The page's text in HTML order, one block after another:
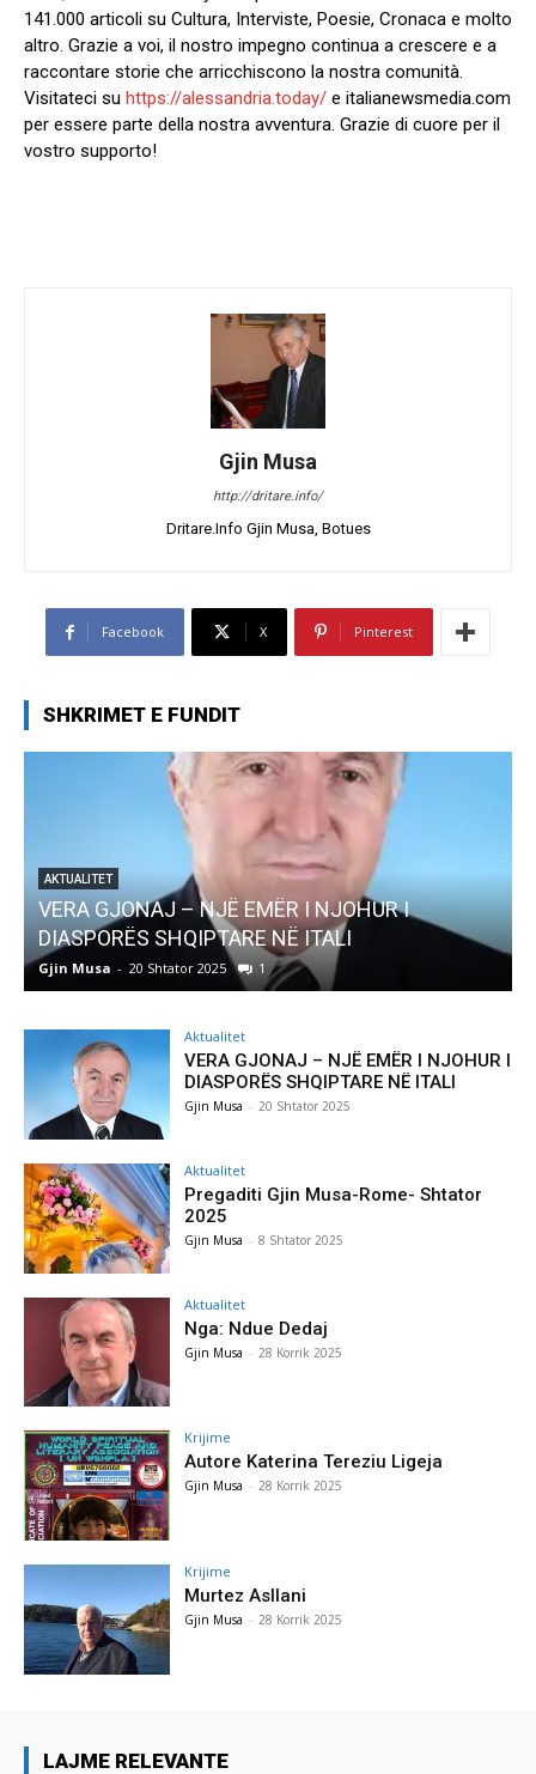
141.000 articoli su Cultura, Interviste, Poesie, Cronaca e molto
altro. Grazie a voi, il nostro impegno continua a crescere e a
raccontare storie che arricchiscono la nostra comunità.
Visitateci su https://alessandria.today/ e italianewsmedia.com
per essere parte della nostra avventura. Grazie di cuore per il
vostro supporto!
Gjin Musa
http://dritare.info/
Dritare.Info Gjin Musa, Botues
Facebook X Pinterest
SHKRIMET E FUNDIT
AKTUALITET
Pregaditi Gjin Musa-Rome- Shtator 2025
Gjin Musa - 8 Shtator 2025
Aktualitet
VERA GJONAJ – NJË EMËR I NJOHUR I
DIASPORËS SHQIPTARE NË ITALI
Gjin Musa - 20 Shtator 2025
Aktualitet
Pregaditi Gjin Musa-Rome- Shtator
2025
Gjin Musa - 8 Shtator 2025
Aktualitet
Nga: Ndue Dedaj
Gjin Musa - 28 Korrik 2025
Krijime
Autore Katerina Tereziu Ligeja
Gjin Musa - 28 Korrik 2025
Krijime
Murtez Asllani
Gjin Musa - 28 Korrik 2025
LAJME RELEVANTE